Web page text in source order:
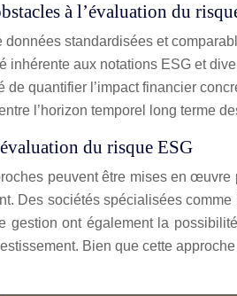
à l’évaluation du
données standardisées et
inhérente aux notations ESG et
de quantifier l’impact financier
l’horizon temporel long terme
du risque ESG
peuvent être mises en
Des sociétés spécialisées
gestion ont également la
Bien que cette